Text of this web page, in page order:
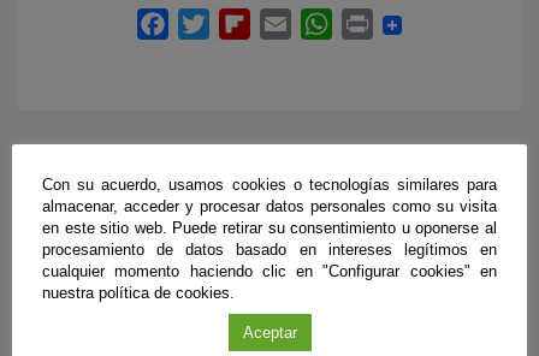
PRÓXIMOS EVENTOS
Con su acuerdo, usamos cookies o tecnologías similares para
almacenar, acceder y procesar datos personales como su visita
en este sitio web. Puede retirar su consentimiento u oponerse al
procesamiento de datos basado en intereses legítimos en
cualquier momento haciendo clic en "Configurar cookies" en
nuestra política de cookies.
Aceptar